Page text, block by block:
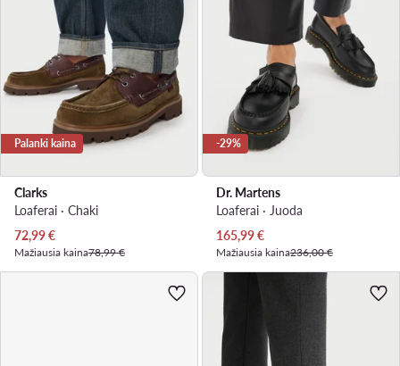
Palanki kaina
Clarks
Loaferai · Chaki
Dabartinė kaina
72,99€
Mažiausia kaina78,99 €
-29%
Dr. Martens
Loaferai · Juoda
Dabartinė kaina
165,99€
Mažiausia kaina236,00 €